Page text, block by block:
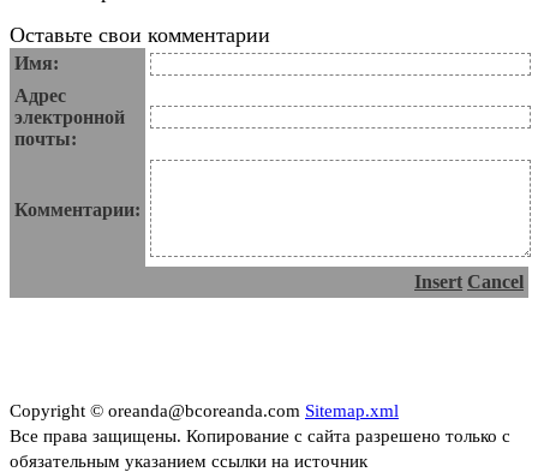
Оставьте свои комментарии
Имя:
Адрес
электронной
почты:
Комментарии:
Insert Cancel
Copyright © oreanda@bcoreanda.com Sitemap.xml
Все права защищены. Копирование с сайта разрешено только с
обязательным указанием ссылки на источник